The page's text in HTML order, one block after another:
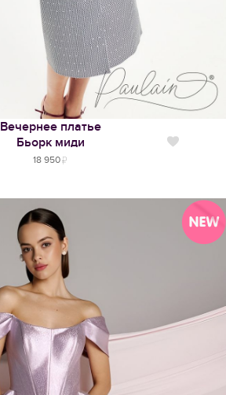
Вечернее платье
Бьорк миди
18 950